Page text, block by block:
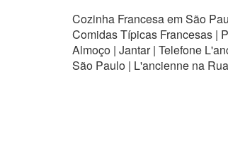
Cozinha Francesa em São
Comidas Típicas Francesas |
Almoço | Jantar | Telefone
São Paulo | L'ancienne na